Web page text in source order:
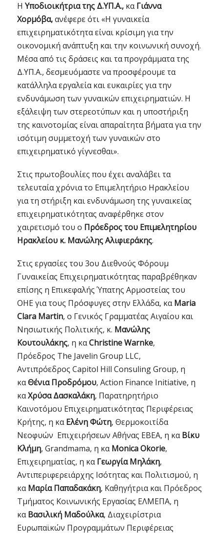
Η Υποδιοικήτρια της Δ.ΥΠ.Α., καΓιάννα
Χορμόβα,ανέφερε ότι «Η γυναικεία
επιχειρηματικότητα είναι κρίσιμη για την
οικονομική ανάπτυξη και την κοινωνική συνοχή.
Μέσα από τις δράσεις και τα προγράμματα της
Δ.ΥΠ.Α., δεσμευόμαστε να προσφέρουμε τα
κατάλληλα εργαλεία και ευκαιρίες για την
ενδυνάμωση των γυναικών επιχειρηματιών. Η
εξάλειψη των στερεοτύπων και η υποστήριξη
της καινοτομίας είναι απαραίτητα βήματα για την
ισότιμη συμμετοχή των γυναικών στο
επιχειρηματικό γίγνεσθαι».
Στις πρωτοβουλίες που έχει αναλάβει τα
τελευταία χρόνια το Επιμελητήριο Ηρακλείου
για τη στήριξη και ενδυνάμωση της γυναικείας
επιχειρηματικότητας αναφέρθηκε στον
χαιρετισμό του ο Πρόεδρος του Επιμελητηρίου
Ηρακλείου κ. Μανώλης Αλιφιεράκης.
Στις εργασίες του 3ου Διεθνούς Φόρουμ
Γυναικείας Επιχειρηματικότητας παραβρέθηκαν
επίσης η Επικεφαλής Ύπατης Αρμοστείας του
ΟΗΕ για τους Πρόσφυγες στην Ελλάδα, καMaria
Clara Martin, ο Γενικός Γραμματέας Αιγαίου και
Νησιωτικής Πολιτικής, κ. Μανώλης
Κουτουλάκης, η καChristine Warnke,
Πρόεδρος The Javelin Group LLC,
Αντιπρόεδρος Capitol Hill Consuling Group, η
καΘένια Προδρόμου, Action Finance Initiative, η
καΧρύσα Δασκαλάκη, Παρατηρητήριο
Καινοτόμου Επιχειρηματικότητας Περιφέρειας
Κρήτης, η καΕλένη Φώτη, Θερμοκοιτίδα
Νεοφυών Επιχειρήσεων Αθήνας EBEA, η καΒίκυ
Κλήμη, Grandmama, η καMonica Okorie,
Επιχειρηματίας, η καΓεωργία Μηλάκη,
Αντιπεριφερειάρχης Ισότητας και Πολιτισμού, η
καΜαρία Παπαδακάκη, Καθηγήτρια και Πρόεδρος
Τμήματος Κοινωνικής Εργασίας ΕΛΜΕΠΑ, η
καΒασιλική Μαδούλκα, Διαχειρίστρια
Ευρωπαϊκών Προγραμμάτων Περιφέρειας